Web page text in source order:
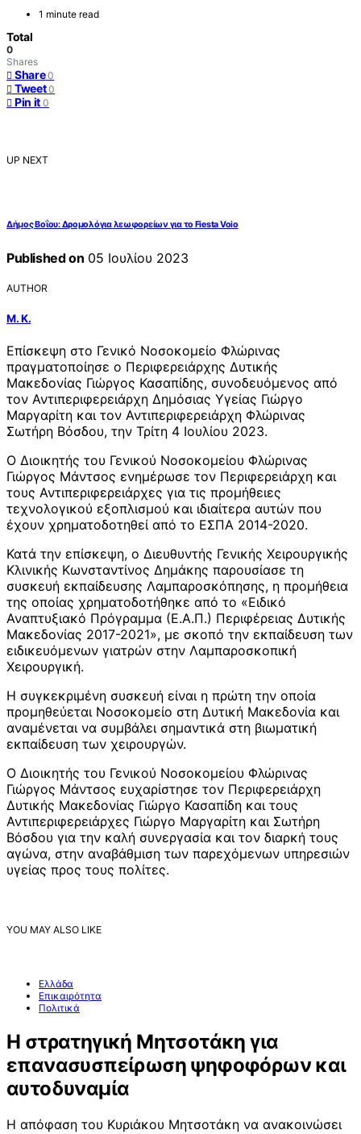
1 minute read
Total
0
Shares
Share 0
Tweet 0
Pin it 0
UP NEXT
Δήμος Βοΐου: Δρομολόγια λεωφορείων για το Fiesta Voio
Published on 05 Ιουλίου 2023
AUTHOR
Μ. Κ.
Επίσκεψη στο Γενικό Νοσοκομείο Φλώρινας
πραγματοποίησε ο Περιφερειάρχης Δυτικής
Μακεδονίας Γιώργος Κασαπίδης, συνοδευόμενος από
τον Αντιπεριφερειάρχη Δημόσιας Υγείας Γιώργο
Μαργαρίτη και τον Αντιπεριφερειάρχη Φλώρινας
Σωτήρη Βόσδου, την Τρίτη 4 Ιουλίου 2023.
Ο Διοικητής του Γενικού Νοσοκομείου Φλώρινας
Γιώργος Μάντσος ενημέρωσε τον Περιφερειάρχη και
τους Αντιπεριφερειάρχες για τις προμήθειες
τεχνολογικού εξοπλισμού και ιδιαίτερα αυτών που
έχουν χρηματοδοτηθεί από το ΕΣΠΑ 2014-2020.
Κατά την επίσκεψη, ο Διευθυντής Γενικής Χειρουργικής
Κλινικής Κωνσταντίνος Δημάκης παρουσίασε τη
συσκευή εκπαίδευσης Λαμπαροσκόπησης, η προμήθεια
της οποίας χρηματοδοτήθηκε από το «Ειδικό
Αναπτυξιακό Πρόγραμμα (Ε.Α.Π.) Περιφέρειας Δυτικής
Μακεδονίας 2017-2021», με σκοπό την εκπαίδευση των
ειδικευόμενων γιατρών στην Λαμπαροσκοπική
Χειρουργική.
Η συγκεκριμένη συσκευή είναι η πρώτη την οποία
προμηθεύεται Νοσοκομείο στη Δυτική Μακεδονία και
αναμένεται να συμβάλει σημαντικά στη βιωματική
εκπαίδευση των χειρουργών.
Ο Διοικητής του Γενικού Νοσοκομείου Φλώρινας
Γιώργος Μάντσος ευχαρίστησε τον Περιφερειάρχη
Δυτικής Μακεδονίας Γιώργο Κασαπίδη και τους
Αντιπεριφερειάρχες Γιώργο Μαργαρίτη και Σωτήρη
Βόσδου για την καλή συνεργασία και τον διαρκή τους
αγώνα, στην αναβάθμιση των παρεχόμενων υπηρεσιών
υγείας προς τους πολίτες.
YOU MAY ALSO LIKE
Ελλάδα
Επικαιρότητα
Πολιτικά
Η στρατηγική Μητσοτάκη για
επανασυσπείρωση ψηφοφόρων και
αυτοδυναμία
Η απόφαση του Κυριάκου Μητσοτάκη να ανακοινώσει